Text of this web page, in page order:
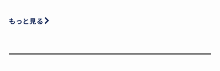
もっと見る